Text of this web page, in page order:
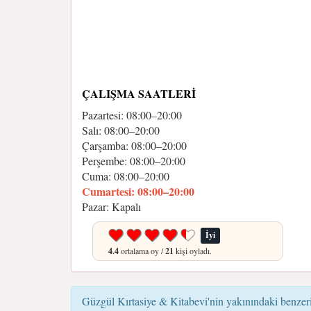
ÇALIŞMA SAATLERI
Pazartesi: 08:00–20:00
Salı: 08:00–20:00
Çarşamba: 08:00–20:00
Perşembe: 08:00–20:00
Cuma: 08:00–20:00
Cumartesi: 08:00–20:00
Pazar: Kapalı
İyi
4.4ortalama oy /21 kişi oyladı.
Güzgül Kırtasiye & Kitabevi'nin yakınındaki